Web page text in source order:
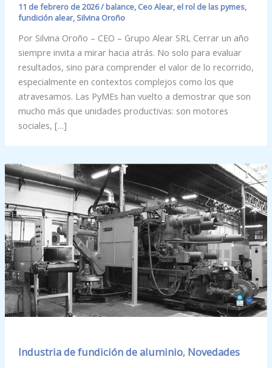
11 de febrero de 2026/ balance, Ceo Alear, el rol de las pymes,
fundición alear, Silvina Oroño
Por Silvina Oroño – CEO – Grupo Alear SRL Cerrar un año
siempre invita a mirar hacia atrás. No solo para evaluar
resultados, sino para comprender el valor de lo recorrido,
especialmente en contextos complejos como los que
atravesamos. Las PyMEs han vuelto a demostrar que son
mucho más que unidades productivas: son motores
sociales, […]
Industria de fundición de aluminio, Novedades